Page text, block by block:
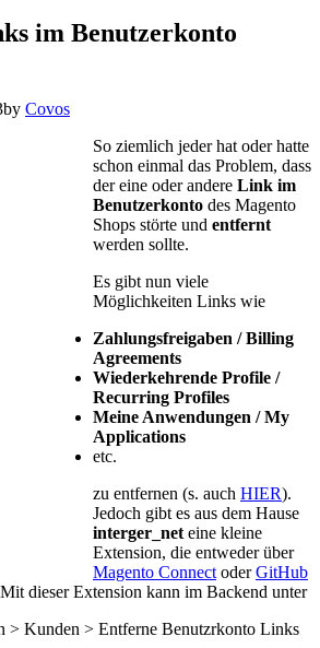
im Benutzerkonto
by Covos
So ziemlich jeder hat oder hatte
schon einmal das Problem, dass
der eine oder andere Link im
Benutzerkonto des Magento
Shops störte und entfernt
werden sollte.
Es gibt nun viele
Möglichkeiten Links wie
Zahlungsfreigaben / Billing
Agreements
Wiederkehrende Profile /
Recurring Profiles
Meine Anwendungen / My
Applications
etc.
zu entfernen (s. auch HIER).
Jedoch gibt es aus dem Hause
interger_net eine kleine
Extension, die entweder über
Magento Connect oderGitHub
dieser Extension kann im Backend unter
> Kunden > Entferne Benutzrkonto Links